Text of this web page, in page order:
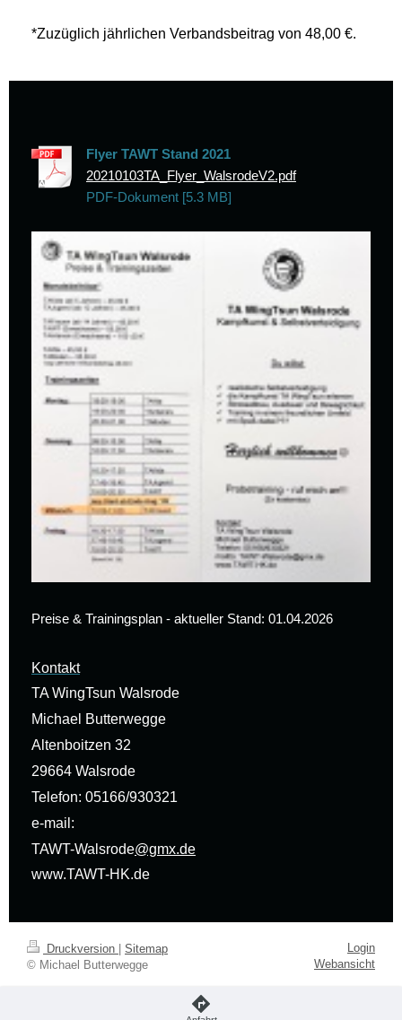
*Zuzüglich jährlichen Verbandsbeitrag von 48,00 €.
Flyer TAWT Stand 2021
20210103TA_Flyer_WalsrodeV2.pdf
PDF-Dokument [5.3 MB]
Preise & Trainingsplan - aktueller Stand: 01.04.2026
Kontakt
TA WingTsun Walsrode
Michael Butterwegge
Altenboitzen 32
29664 Walsrode
Telefon: 05166/930321
e-mail:
TAWT-Walsrode@gmx.de
www.TAWT-HK.de
Druckversion
Sitemap
© Michael Butterwegge
Login
Webansicht